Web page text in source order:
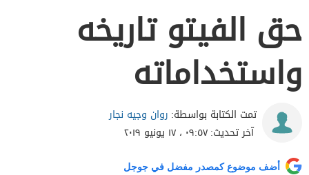
حق الفيتو تاريخه
واستخداماته
تمت الكتابة بواسطة: روان وجيه نجار
آخر تحديث:٠٩:٥٧ ، ١٧ يونيو ٢٠١٩
أضف موضوع كمصدر مفضل في جوجل